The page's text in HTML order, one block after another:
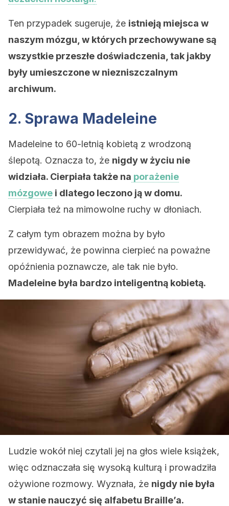
Ten przypadek sugeruje, że istnieją miejsca w
naszym mózgu, w których przechowywane są
wszystkie przeszłe doświadczenia, tak jakby
były umieszczone w niezniszczalnym
archiwum.
2. Sprawa Madeleine
Madeleine to 60-letnią kobietą z wrodzoną
ślepotą. Oznacza to, że nigdy w życiu nie
widziała. Cierpiała także na porażenie
mózgowe i dlatego leczono ją w domu.
Cierpiała też na mimowolne ruchy w dłoniach.
Z całym tym obrazem można by było
przewidywać, że powinna cierpieć na poważne
opóźnienia poznawcze, ale tak nie było.
Madeleine była bardzo inteligentną kobietą.
Ludzie wokół niej czytali jej na głos wiele książek,
więc odznaczała się wysoką kulturą i prowadziła
ożywione rozmowy. Wyznała, że nigdy nie była
w stanie nauczyć się alfabetu Braille’a.